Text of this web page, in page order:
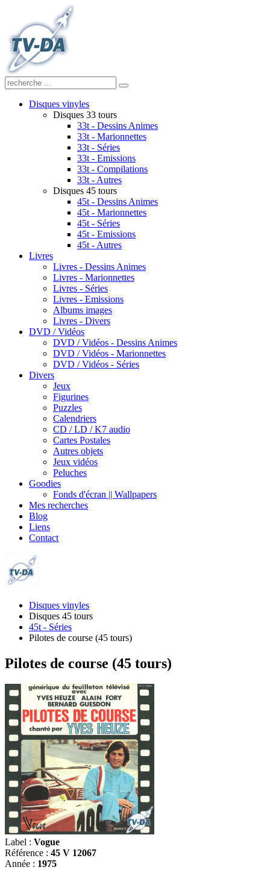
Disques vinyles
Disques 33 tours
33t - Dessins Animes
33t - Marionnettes
33t - Séries
33t - Emissions
33t - Compilations
33t - Autres
Disques 45 tours
45t - Dessins Animes
45t - Marionnettes
45t - Séries
45t - Emissions
45t - Autres
Livres
Livres - Dessins Animes
Livres - Marionnettes
Livres - Séries
Livres - Emissions
Albums images
Livres - Divers
DVD / Vidéos
DVD / Vidéos - Dessins Animes
DVD / Vidéos - Marionnettes
DVD / Vidéos - Séries
Divers
Jeux
Figurines
Puzzles
Calendriers
CD / LD / K7 audio
Cartes Postales
Autres objets
Jeux vidéos
Peluches
Goodies
Fonds d'écran || Wallpapers
Mes recherches
Blog
Liens
Contact
Disques vinyles
Disques 45 tours
45t - Séries
Pilotes de course (45 tours)
Pilotes de course (45 tours)
Label : Vogue
Référence : 45 V 12067
Année : 1975